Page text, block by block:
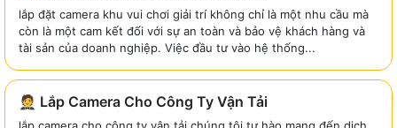
lắp đặt camera khu vui chơi giải trí không chỉ là một nhu cầu mà
còn là một cam kết đối với sự an toàn và bảo vệ khách hàng và
tài sản của doanh nghiệp. Việc đầu tư vào hệ thống...
🤵 Lắp Camera Cho Công Ty Vận Tải
lắp camera cho công ty vận tải chúng tôi tự hào mang đến dịch